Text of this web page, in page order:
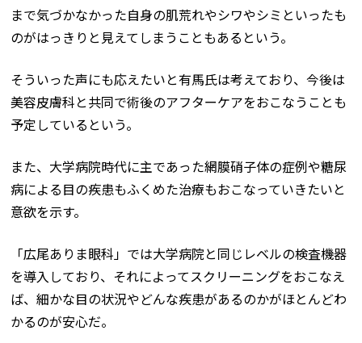
まで気づかなかった自身の肌荒れやシワやシミといったも
のがはっきりと見えてしまうこともあるという。
そういった声にも応えたいと有馬氏は考えており、今後は
美容皮膚科と共同で術後のアフターケアをおこなうことも
予定しているという。
また、大学病院時代に主であった網膜硝子体の症例や糖尿
病による目の疾患もふくめた治療もおこなっていきたいと
意欲を示す。
「広尾ありま眼科」では大学病院と同じレベルの検査機器
を導入しており、それによってスクリーニングをおこなえ
ば、細かな目の状況やどんな疾患があるのかがほとんどわ
かるのが安心だ。